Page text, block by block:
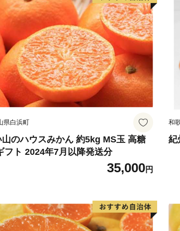
県白浜町
山のハウスみかん 約5kg MS玉 高糖
フト 2024年7月以降発送分
35,000円
和
紀